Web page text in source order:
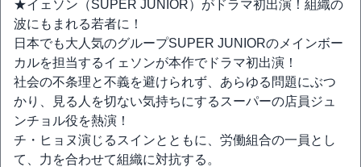
★イェソン（SUPER JUNIOR）がドラマ初出演！組織の
波にもまれる若者に！
日本でも大人気のグループSUPER JUNIORのメインボー
カルを担当するイェソンが本作でドラマ初出演！
社会の不条理と不義を避けられず、あらゆる問題にぶつ
かり、見る人を切ない気持ちにするスーパーの店員ジュ
ンチョル役を熱演！
チ・ヒョヌ演じるスインとともに、労働組合の一員とし
て、力を合わせて組織に対抗する。